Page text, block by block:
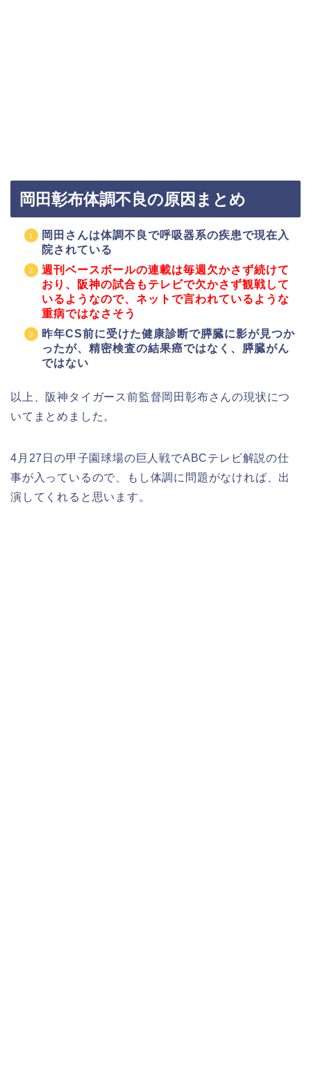
岡田彰布体調不良の原因まとめ
岡田さんは体調不良で呼吸器系の疾患で現在入
院されている
週刊ベースボールの連載は毎週欠かさず続けて
おり、阪神の試合もテレビで欠かさず観戦して
いるようなので、ネットで言われているような
重病ではなさそう
昨年CS前に受けた健康診断で膵臓に影が見つか
ったが、精密検査の結果癌ではなく、膵臓がん
ではない
以上、阪神タイガース前監督岡田彰布さんの現状につ
いてまとめました。
4月27日の甲子園球場の巨人戦でABCテレビ解説の仕
事が入っているので、もし体調に問題がなければ、出
演してくれると思います。